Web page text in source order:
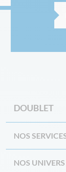
DOUBLET
NOS
NOS UNIVERS